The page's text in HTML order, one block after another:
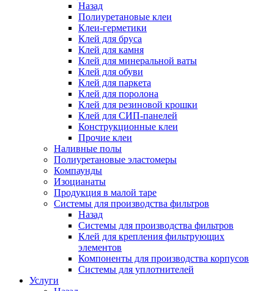
Назад
Полиуретановые клеи
Клеи-герметики
Клей для бруса
Клей для камня
Клей для минеральной ваты
Клей для обуви
Клей для паркета
Клей для поролона
Клей для резиновой крошки
Клей для СИП-панелей
Конструкционные клеи
Прочие клеи
Наливные полы
Полиуретановые эластомеры
Компаунды
Изоцианаты
Продукция в малой таре
Системы для производства фильтров
Назад
Системы для производства фильтров
Клей для крепления фильтрующих
элементов
Компоненты для производства корпусов
Системы для уплотнителей
Услуги